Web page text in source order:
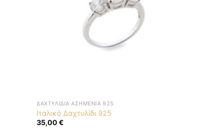
ΔΑΧΤΥΛΊΔΙΑ ΑΣΗΜΈΝΙΑ 925
Ιταλικό Δαχτυλίδι 925
35,00€